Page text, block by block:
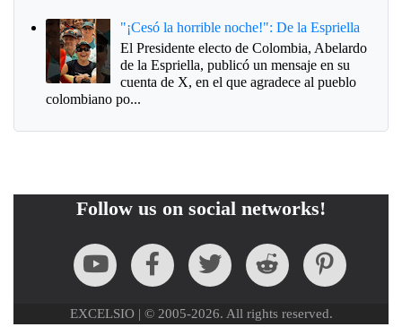
"¡Cesó la horrible noche!": De la Espriella
El Presidente electo de Colombia, Abelardo
de la Espriella, publicó un mensaje en su
cuenta de X, en el que agradece al pueblo
colombiano po...
Follow us on social networks!
EXCELSIO | © 2005-2026. All rights reserved.